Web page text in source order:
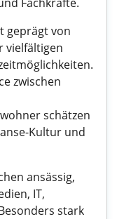
geprägt von
vielfältigen
zwischen
schätzen
Kultur und
ansässig,
IT,
stark